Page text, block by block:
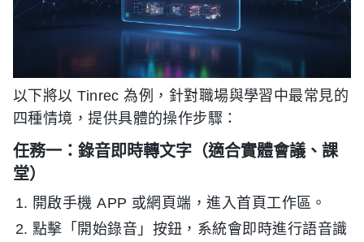
以下將以 Tinrec 為例，針對職場與學習中最常見的
四種情境，提供具體的操作步驟：
任務一：錄音即時轉文字（適合實體會議、課
堂）
開啟手機 APP 或網頁端，進入首頁工作區。
點擊「開始錄音」按鈕，系統會即時進行語音識